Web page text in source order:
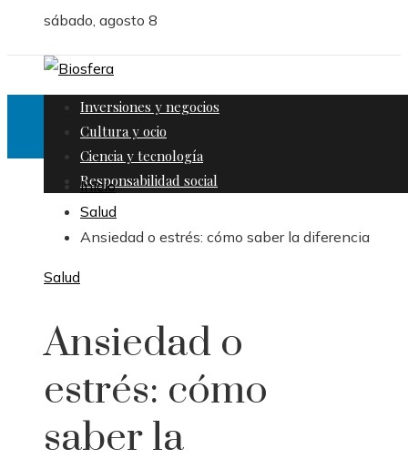
sábado, agosto 8
Inversiones y negocios
Cultura y ocio
Ciencia y tecnología
Responsabilidad social
Inicio
Salud
Ansiedad o estrés: cómo saber la diferencia
Salud
Ansiedad o
estrés: cómo
saber la